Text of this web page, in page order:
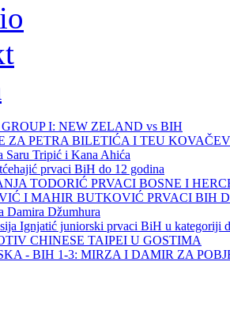
I: NEW ZELAND vs BIH
ZA PETRA BILETIĆA I TEU
Tripić i Kana Ahića
prvaci BiH do 12 godina
TODORIĆ PRVACI BOSNE I
I MAHIR BUTKOVIĆ PRVACI BIH
Damira Džumhura
Ignjatić juniorski prvaci BiH u kategoriji
CHINESE TAIPEI U GOSTIMA
- BIH 1-3: MIRZA I DAMIR ZA